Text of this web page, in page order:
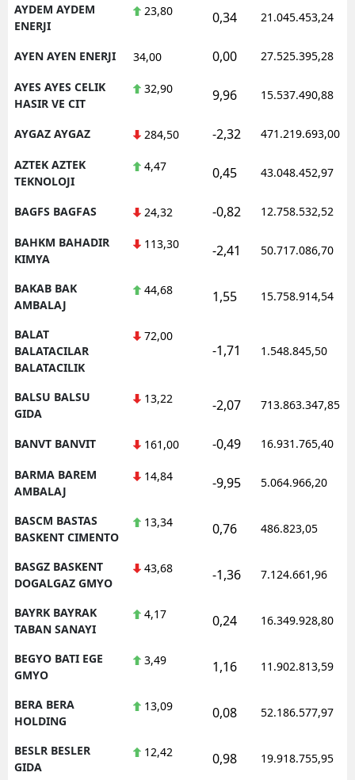
AYDEM AYDEM
ENERJI
23,80 0,34 21.045.453,24
AYEN AYEN ENERJI 34,00 0,00 27.525.395,28
AYES AYES CELIK
HASIR VE CIT
32,90 9,96 15.537.490,88
AYGAZ AYGAZ 284,50 -2,32 471.219.693,00
AZTEK AZTEK
TEKNOLOJI
4,47 0,45 43.048.452,97
BAGFS BAGFAS 24,32 -0,82 12.758.532,52
BAHKM BAHADIR
KIMYA
113,30 -2,41 50.717.086,70
BAKAB BAK
AMBALAJ
44,68 1,55 15.758.914,54
BALAT
BALATACILAR
BALATACILIK
72,00
-1,71 1.548.845,50
BALSU BALSU
GIDA
13,22 -2,07 713.863.347,85
BANVT BANVIT 161,00 -0,49 16.931.765,40
BARMA BAREM
AMBALAJ
14,84 -9,95 5.064.966,20
BASCM BASTAS
BASKENT CIMENTO
13,34 0,76 486.823,05
BASGZ BASKENT
DOGALGAZ GMYO
43,68 -1,36 7.124.661,96
BAYRK BAYRAK
TABAN SANAYI
4,17 0,24 16.349.928,80
BEGYO BATI EGE
GMYO
3,49 1,16 11.902.813,59
BERA BERA
HOLDING
13,09 0,08 52.186.577,97
BESLR BESLER
GIDA
12,42 0,98 19.918.755,95